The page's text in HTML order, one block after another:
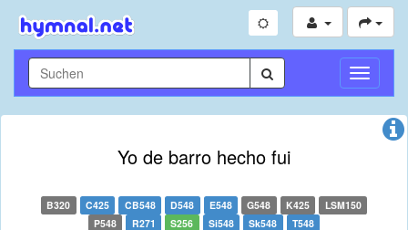
Yo de barro hecho fui
B320 C425 CB548 D548 E548 G548 K425
LSM150
P548
R271 S256 Si548 Sk548 T548